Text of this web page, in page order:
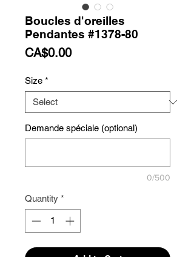
Boucles d'oreilles
Pendantes #1378-80
CA$0.00Price
Size *
Demande spéciale (optional)
0/500
Quantity *